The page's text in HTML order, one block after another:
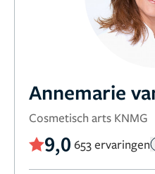
Annemarie
Cosmetisch arts KNMG
9,0 653 ervaringen